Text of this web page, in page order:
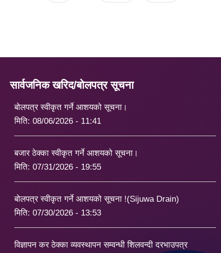
सार्वजनिक खरिद/बोलपत्र सूचना
बोलपत्र स्वीकृत गर्ने आशयको सूचना।
मिति: 08/06/2026 - 11:41
बजार ठेक्का स्वीकृत गर्ने आशयको सूचना।
मिति: 07/31/2026 - 19:55
बोलपत्र स्वीकृत गर्ने आशयको सूचना !(Sijuwa Drain)
मिति: 07/30/2026 - 13:53
विज्ञापन कर ठेक्का व्यवस्थापन सम्वन्धी शिलवन्दी दरभाउपत्र